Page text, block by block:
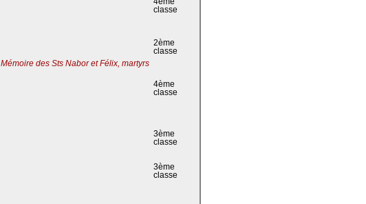
classe
2ème
classe
Mémoire des Sts Nabor et Félix, martyrs
4ème
classe
3ème
classe
3ème
classe